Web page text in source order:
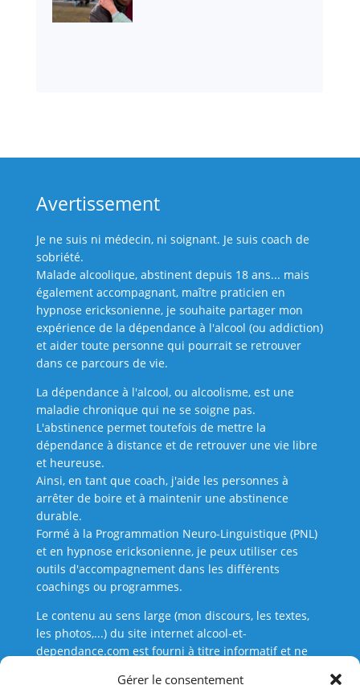
Gérer le consentement
Avertissement
Je ne suis ni médecin, ni soignant. Je suis coach de
sobriété.
Malade alcoolique, abstinent depuis 18 ans... mais
également accompagnant, maître praticien en
hypnose ericksonienne, je souhaite partager mon
expérience de la dépendance à l'alcool (ou addiction)
et aider toute personne qui pourrait se retrouver
dans ce parcours de vie.
La dépendance à l'alcool, ou alcoolisme, est une
maladie chronique qui ne se soigne pas.
L'abstinence permet toutefois de mettre la
dépendance à distance et de retrouver une vie libre
et heureuse.
Ainsi, en tant que coach, j'aide les personnes à
arrêter de boire et à maintenir une abstinence
durable.
Formé à la Programmation Neuro-Linguistique (PNL)
et en hypnose ericksonienne, je peux utiliser ces
outils d'accompagnement dans les différents
coachings ou programmes.
Le contenu au sens large (mon discours, les textes,
les photos,...) du site internet alcool-et-
dependance.com est fourni à titre informatif et ne